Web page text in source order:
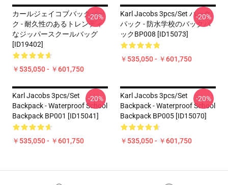
カールジェイコブバックパッ
ク - 耐久性のあるトレンディ
なジッパースクールバッグ
[ID19402]
￥535,050 - ￥601,750
-20%
Karl Jacobs 3pcs/set バック
パック - 防水学校のバックパ
ックBP008 [ID15073]
￥535,050 - ￥601,750
-20%
Karl Jacobs 3pcs/set
Backpack - Waterproof School
Backpack BP001 [ID15041]
￥535,050 - ￥601,750
-20%
Karl Jacobs 3pcs/set
Backpack - Waterproof School
Backpack BP005 [ID15070]
￥535,050 - ￥601,750
-20%